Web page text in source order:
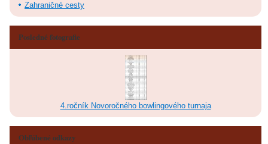
Zahraničné cesty
Posledné fotografie
4.ročník Novoročného bowlingového turnaja
Obľúbené odkazy